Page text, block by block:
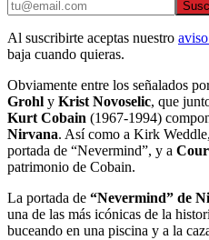
Al suscribirte aceptas nuestro
baja cuando quieras.
Obviamente entre los señalados
Grohl y Krist Novoselic, que
Kurt Cobain (1967-1994)
Nirvana. Así como a Kirk
portada de “Nevermind”, y a
patrimonio de Cobain.
La portada de “Nevermind” de
una de las más icónicas de la
buceando en una piscina y a la